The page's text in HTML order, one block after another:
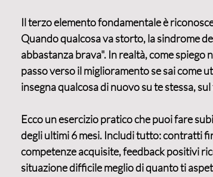
Il terzo elemento fondamentale è
Quando qualcosa va storto, la sindrome
abbastanza brava". In realtà, come spiego
passo verso il miglioramento se sai come
insegna qualcosa di nuovo su te stessa,
Ecco un esercizio pratico che puoi fare
degli ultimi 6 mesi. Includi tutto: contratti
competenze acquisite, feedback positivi
situazione difficile meglio di quanto ti